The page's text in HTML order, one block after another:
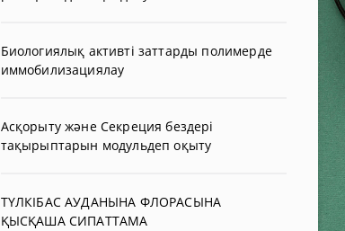
Биологиялық активті заттарды полимерде
иммобилизациялау
Асқорыту және Секреция бездері
тақырыптарын модульдеп оқыту
ТҮЛКІБАС АУДАНЫНА ФЛОРАСЫНА
ҚЫСҚАША СИПАТТАМА